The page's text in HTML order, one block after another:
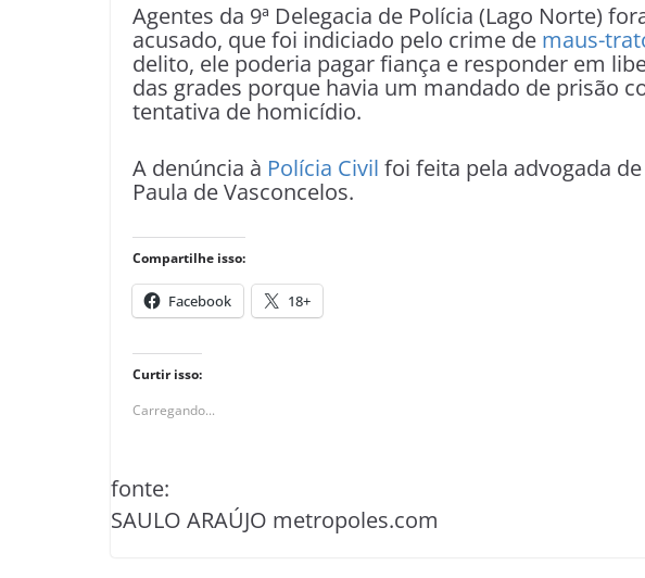
Agentes da 9ª Delegacia de Polícia (Lago Norte)
acusado, que foi indiciado pelo crime de maus-
delito, ele poderia pagar fiança e responder em
das grades porque havia um mandado de prisão
tentativa de homicídio.
A denúncia à Polícia Civil foi feita pela advogada
Paula de Vasconcelos.
Compartilhe isso:
Facebook 18+
Curtir isso:
Carregando...
fonte:
SAULO ARAÚJO metropoles.com